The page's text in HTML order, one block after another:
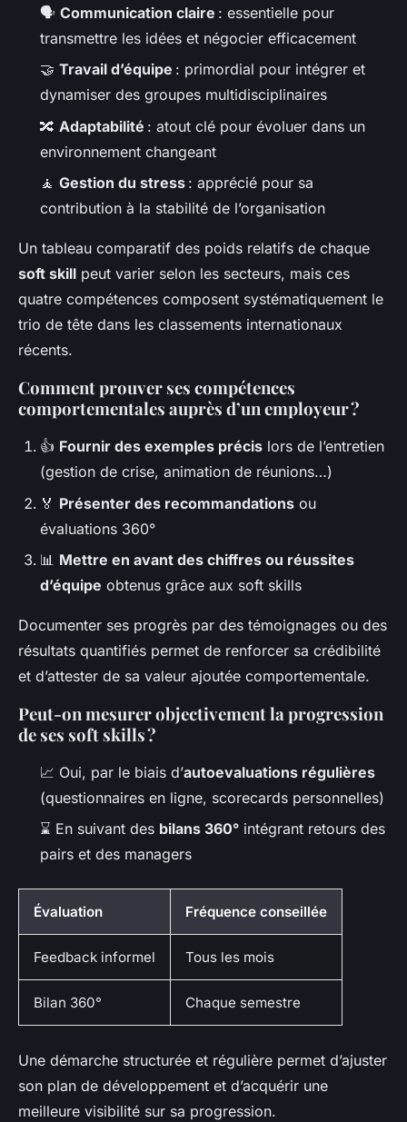
🗣️ Communication claire : essentielle pour
transmettre les idées et négocier efficacement
🤝 Travail d’équipe : primordial pour intégrer et
dynamiser des groupes multidisciplinaires
🔀 Adaptabilité : atout clé pour évoluer dans un
environnement changeant
🧘 Gestion du stress : apprécié pour sa
contribution à la stabilité de l’organisation
Un tableau comparatif des poids relatifs de chaque
soft skill peut varier selon les secteurs, mais ces
quatre compétences composent systématiquement le
trio de tête dans les classements internationaux
récents.
Comment prouver ses compétences
comportementales auprès d’un employeur ?
👍 Fournir des exemples précis lors de l’entretien
(gestion de crise, animation de réunions…)
🏅 Présenter des recommandations ou
évaluations 360°
📊 Mettre en avant des chiffres ou réussites
d’équipe obtenus grâce aux soft skills
Documenter ses progrès par des témoignages ou des
résultats quantifiés permet de renforcer sa crédibilité
et d’attester de sa valeur ajoutée comportementale.
Peut-on mesurer objectivement la progression
de ses soft skills ?
📈 Oui, par le biais d’autoevaluations régulières
(questionnaires en ligne, scorecards personnelles)
⌛ En suivant des bilans 360° intégrant retours des
pairs et des managers
Évaluation Fréquence conseillée
Feedback informel Tous les mois
Bilan 360° Chaque semestre
Une démarche structurée et régulière permet d’ajuster
son plan de développement et d’acquérir une
meilleure visibilité sur sa progression.